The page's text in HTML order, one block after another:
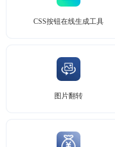
CSS按钮在线生成工具
图片翻转